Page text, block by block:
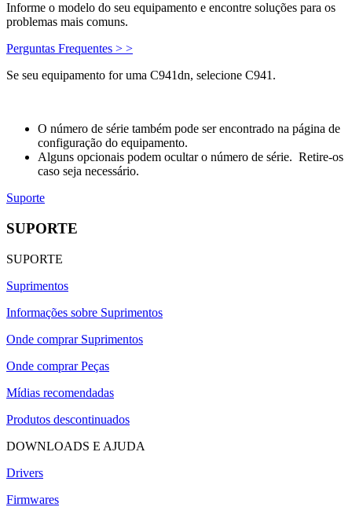
Informe o modelo do seu equipamento e encontre soluções para os
problemas mais comuns.
Perguntas Frequentes > >
Se seu equipamento for uma C941dn, selecione C941.
O número de série também pode ser encontrado na página de
configuração do equipamento.
Alguns opcionais podem ocultar o número de série. Retire-os
caso seja necessário.
Suporte
SUPORTE
SUPORTE
Suprimentos
Informações sobre Suprimentos
Onde comprar Suprimentos
Onde comprar Peças
Mídias recomendadas
Produtos descontinuados
DOWNLOADS E AJUDA
Drivers
Firmwares